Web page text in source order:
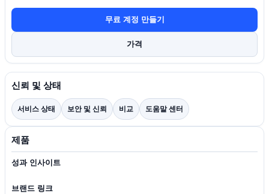
무료 계정 만들기
가격
신뢰 및 상태
서비스 상태 보안 및 신뢰 비교 도움말 센터
제품
성과 인사이트
브랜드 링크